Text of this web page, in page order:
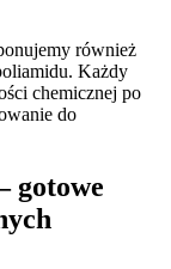
również
Każdy
chemicznej po
do
gotowe